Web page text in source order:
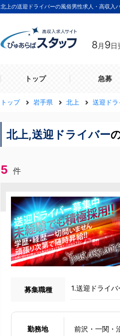
北上の送迎ドライバーの風俗男性求人・高収入
8 月 9日
トップ 急募
トップ 岩手県 北上 送迎ドラ
北上,送迎ドライバー
5 件
募集職種 1.送迎ドライバ
勤務地 前沢・一関・